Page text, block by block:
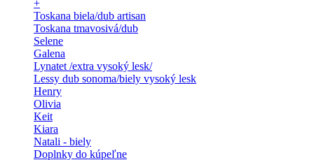
+
Toskana biela/dub artisan
Toskana tmavosivá/dub
Selene
Galena
Lynatet /extra vysoký lesk/
Lessy dub sonoma/biely vysoký lesk
Henry
Olivia
Keit
Kiara
Natali - biely
Doplnky do kúpeľne